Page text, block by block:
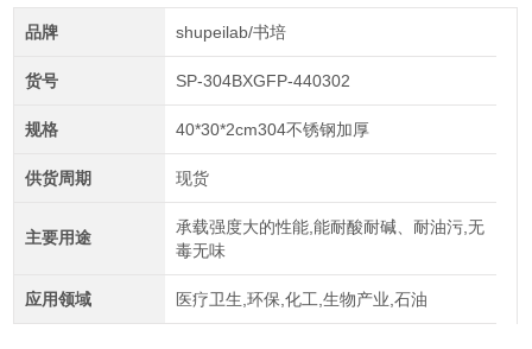
品牌 shupeilab/书培
货号 SP-304BXGFP-440302
规格 40*30*2cm304不锈钢加厚
供货周期 现货
主要用途
承载强度大的性能,能耐酸耐碱、耐油污,无
毒无味
应用领域 医疗卫生,环保,化工,生物产业,石油